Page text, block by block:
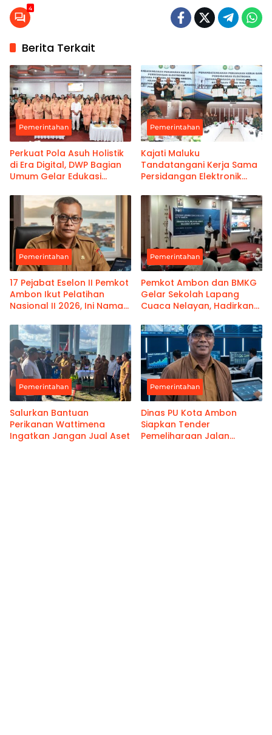
4
Berita Terkait
Pemerintahan
Perkuat Pola Asuh Holistik
di Era Digital, DWP Bagian
Umum Gelar Edukasi
Pemerintahan
Kajati Maluku
Tandatangani Kerja Sama
Persidangan Elektronik
Kanwil Pemasyarakatan
Maluku
Pemerintahan
17 Pejabat Eselon II Pemkot
Ambon Ikut Pelatihan
Nasional II 2026, Ini Nama-
Pemerintahan
Pemkot Ambon dan BMKG
Gelar Sekolah Lapang
Cuaca Nelayan, Hadirkan
Pemerintahan
Salurkan Bantuan
Perikanan Wattimena
Ingatkan Jangan Jual Aset
Pemerintahan
Dinas PU Kota Ambon
Siapkan Tender
Pemeliharaan Jalan